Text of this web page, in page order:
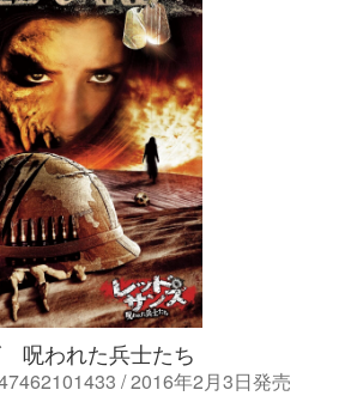
呪われた兵士たち
/ 2016年2月3日発売